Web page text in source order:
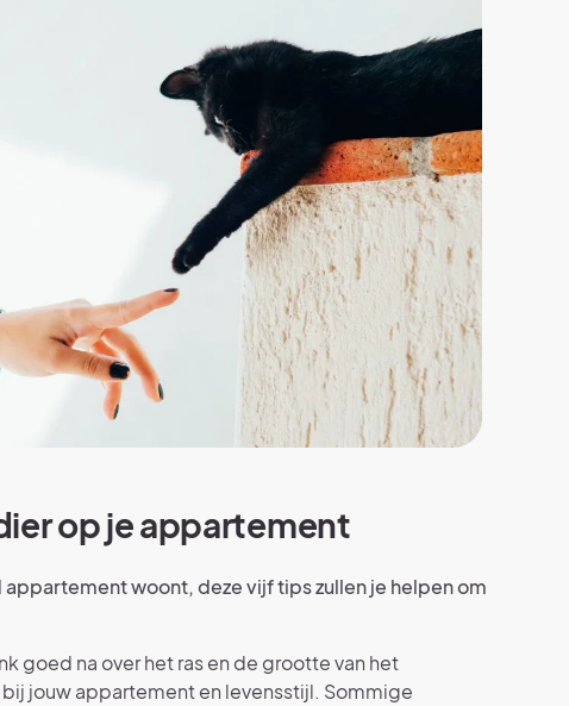
op je appartement
woont, deze vijf tips zullen je helpen om
goed na over het ras en de grootte van het
jouw appartement en levensstijl. Sommige